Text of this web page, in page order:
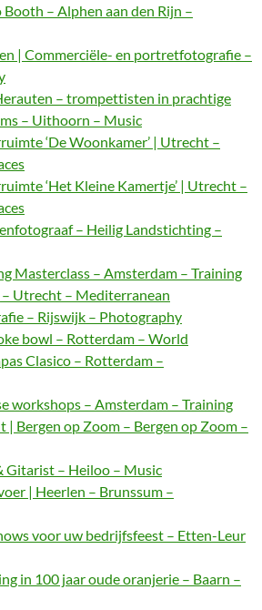
– Alphen aan den Rijn –
| Commerciële- en portretfotografie –
– trompettisten in prachtige
– Uithoorn – Music
‘De Woonkamer’ | Utrecht –
‘Het Kleine Kamertje’ | Utrecht –
– Heilig Landstichting –
Masterclass – Amsterdam – Training
Utrecht – Mediterranean
– Rijswijk – Photography
bowl – Rotterdam – World
Clasico – Rotterdam –
workshops – Amsterdam – Training
| Bergen op Zoom – Bergen op Zoom –
Gitarist – Heiloo – Music
| Heerlen – Brunssum –
voor uw bedrijfsfeest – Etten-Leur
in 100 jaar oude oranjerie – Baarn –